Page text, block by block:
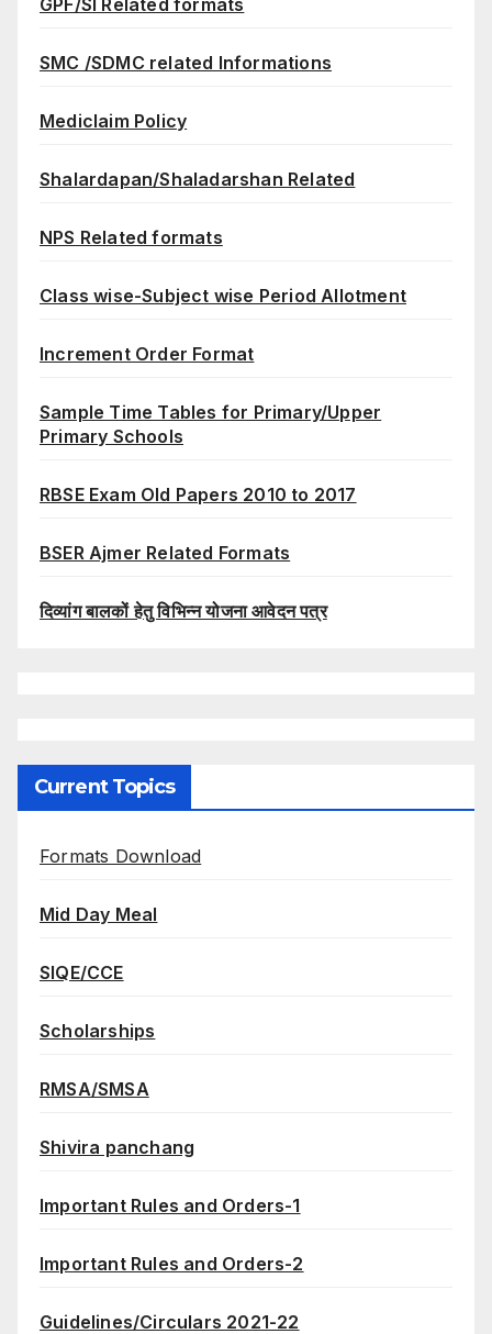
SMC /SDMC related Informations
Mediclaim Policy
Shalardapan/Shaladarshan Related
NPS Related formats
Class wise-Subject wise Period Allotment
Increment Order Format
Sample Time Tables for Primary/Upper
Primary Schools
RBSE Exam Old Papers 2010 to 2017
BSER Ajmer Related Formats
दिव्यांग बालकों हेतु विभिन्न योजना आवेदन पत्र
Current Topics
Formats Download
Mid Day Meal
SIQE/CCE
Scholarships
RMSA/SMSA
Shivira panchang
Important Rules and Orders-1
Important Rules and Orders-2
Guidelines/Circulars 2021-22